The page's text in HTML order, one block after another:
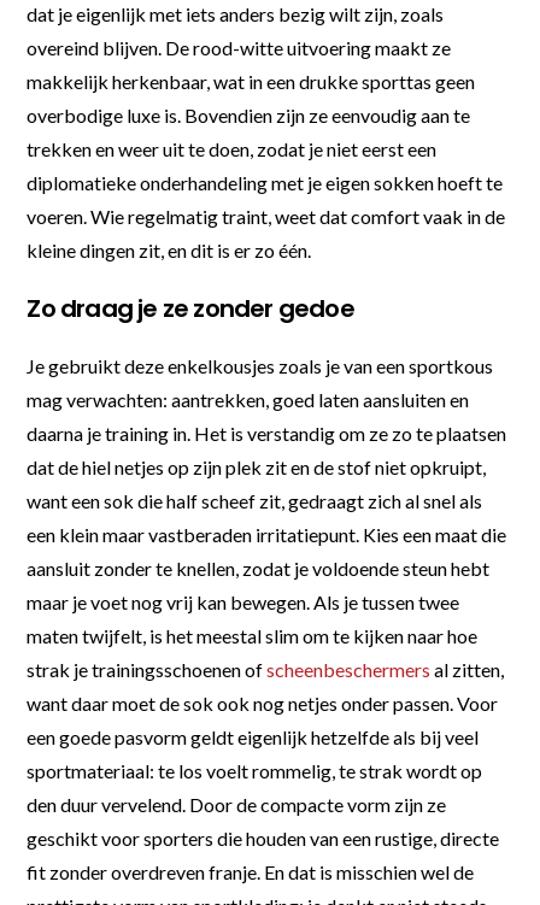
dat je eigenlijk met iets anders bezig wilt zijn, zoals
overeind blijven. De rood-witte uitvoering maakt ze
makkelijk herkenbaar, wat in een drukke sporttas geen
overbodige luxe is. Bovendien zijn ze eenvoudig aan te
trekken en weer uit te doen, zodat je niet eerst een
diplomatieke onderhandeling met je eigen sokken hoeft te
voeren. Wie regelmatig traint, weet dat comfort vaak in de
kleine dingen zit, en dit is er zo één.
Zo draag je ze zonder gedoe
Je gebruikt deze enkelkousjes zoals je van een sportkous
mag verwachten: aantrekken, goed laten aansluiten en
daarna je training in. Het is verstandig om ze zo te plaatsen
dat de hiel netjes op zijn plek zit en de stof niet opkruipt,
want een sok die half scheef zit, gedraagt zich al snel als
een klein maar vastberaden irritatiepunt. Kies een maat die
aansluit zonder te knellen, zodat je voldoende steun hebt
maar je voet nog vrij kan bewegen. Als je tussen twee
maten twijfelt, is het meestal slim om te kijken naar hoe
strak je trainingsschoenen ofscheenbeschermers al zitten,
want daar moet de sok ook nog netjes onder passen. Voor
een goede pasvorm geldt eigenlijk hetzelfde als bij veel
sportmateriaal: te los voelt rommelig, te strak wordt op
den duur vervelend. Door de compacte vorm zijn ze
geschikt voor sporters die houden van een rustige, directe
fit zonder overdreven franje. En dat is misschien wel de